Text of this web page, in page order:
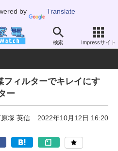
by Translate
検索 Impressサイト
浄機
フィルターでキレイにす
ー
塚 英信 2022年10月12日 16:20